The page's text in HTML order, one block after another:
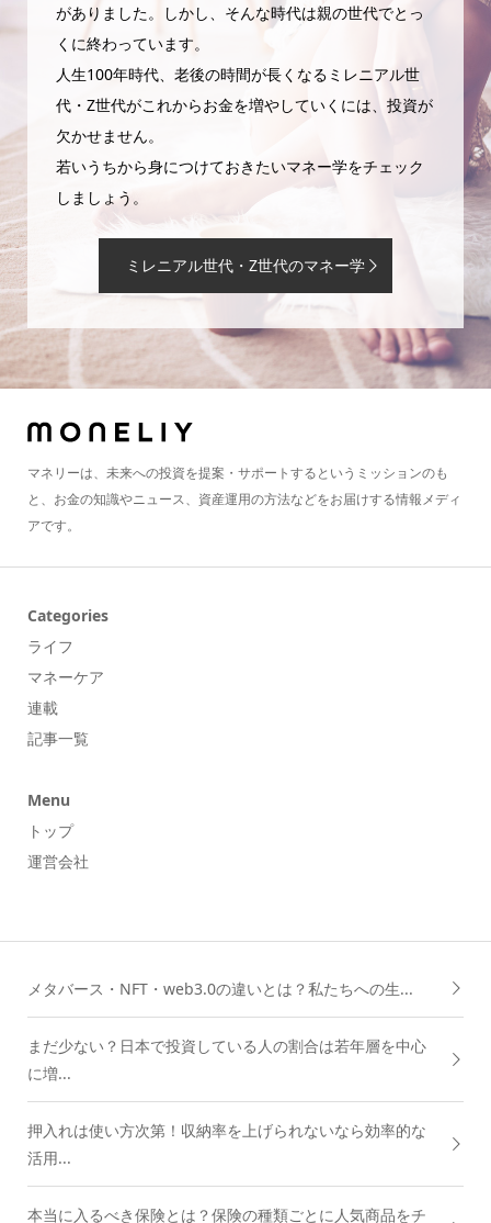
がありました。しかし、そんな時代は親の世代でとっ
くに終わっています。
人生100年時代、老後の時間が長くなるミレニアル世
代・Z世代がこれからお金を増やしていくには、投資が
欠かせません。
若いうちから身につけておきたいマネー学をチェック
しましょう。
ミレニアル世代・Z世代のマネー学
マネリーは、未来への投資を提案・サポートするというミッションのも
と、お金の知識やニュース、資産運用の方法などをお届けする情報メディ
アです。
Categories
ライフ
マネーケア
連載
記事一覧
Menu
トップ
運営会社
メタバース・NFT・web3.0の違いとは？私たちへの生...
まだ少ない？日本で投資している人の割合は若年層を中心
に増...
押入れは使い方次第！収納率を上げられないなら効率的な
活用...
本当に入るべき保険とは？保険の種類ごとに人気商品をチ